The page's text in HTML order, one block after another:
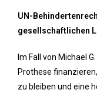
UN-
gesellschaftlichen
Im Fall von Michael
Prothese
zu bleiben und eine